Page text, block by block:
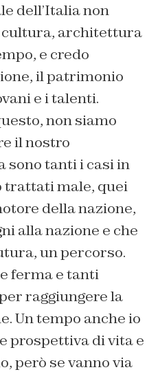
dell’Italia non
cultura, architettura
e credo
il patrimonio
e i talenti.
non siamo
il nostro
sono tanti i casi in
trattati male, quei
della nazione,
alla nazione e che
un percorso.
ferma e tanti
raggiungere la
Un tempo anche io
prospettiva di vita e
però se vanno via